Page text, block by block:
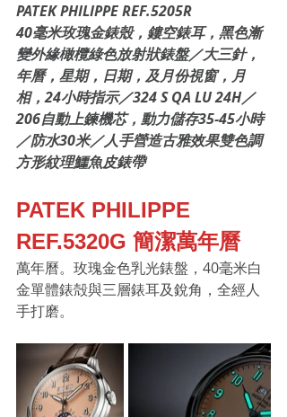
PATEK PHILIPPE REF.5205R
40毫米玫瑰金錶殼，鏤空錶耳，黑色漸
變外緣橄欖綠色放射狀錶盤／大三針，
年曆，星期，日期，及月份視窗，月
相，24小時指示／324 S QA LU 24H／
206自動上鍊機芯，動力儲存35-45小時
／防水30米／人手營造古雅效果雙色調
方形紋理鱷魚皮錶帶
PATEK PHILIPPE
REF.5320G 簡潔萬年曆
萬年曆。玫瑰金色乳光錶盤，40毫米白
金單體錶殻與三層錶耳及銳角，全經人
手打磨。